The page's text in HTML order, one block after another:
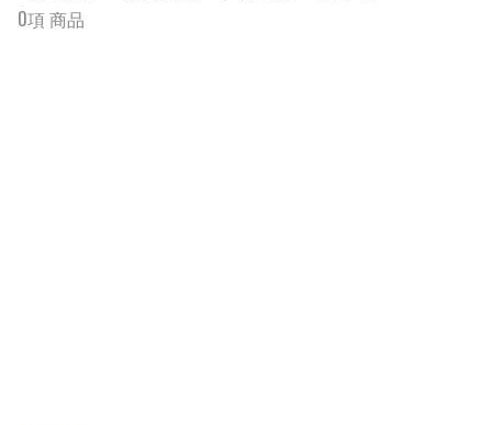
0項 商品